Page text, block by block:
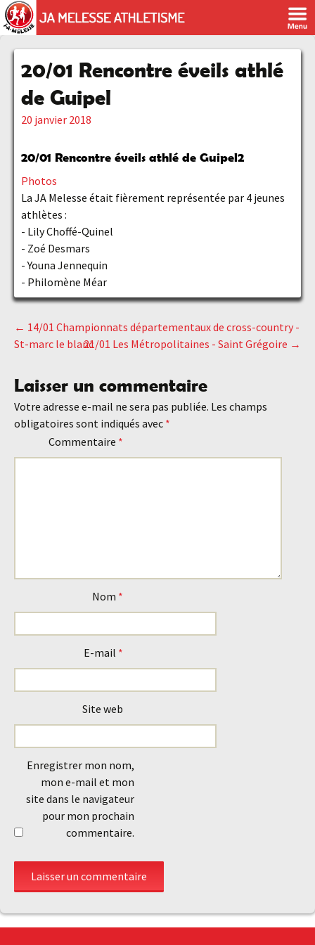
20/01 Rencontre éveils athlé
de Guipel
20 janvier 2018
20/01 Rencontre éveils athlé de Guipel2
Photos
La JA Melesse était fièrement représentée par 4 jeunes
athlètes :
- Lily Choffé-Quinel
- Zoé Desmars
- Youna Jennequin
- Philomène Méar
Navigation
des
articles
← 14/01 Championnats départementaux de cross-country -
St-marc le blanc21/01 Les Métropolitaines - Saint Grégoire →
Laisser un commentaire
Votre adresse e-mail ne sera pas publiée. Les champs
obligatoires sont indiqués avec *
Commentaire *
Nom *
E-mail *
Site web
Enregistrer mon nom,
mon e-mail et mon
site dans le navigateur
pour mon prochain
commentaire.